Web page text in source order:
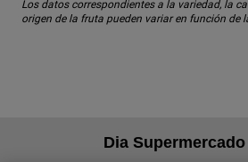
Los datos correspondientes a la variedad, la
origen de la fruta pueden variar en función de
Dia